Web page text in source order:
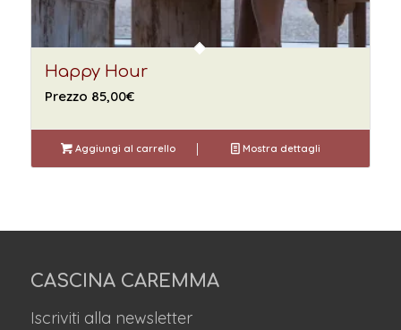
Happy Hour
Prezzo 85,00€
Aggiungi al carrello Mostra dettagli
CASCINA CAREMMA
Iscriviti alla newsletter